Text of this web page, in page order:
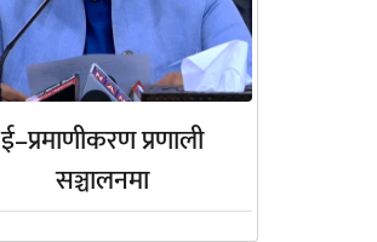
ई–प्रमाणीकरण प्रणाली
सञ्चालनमा